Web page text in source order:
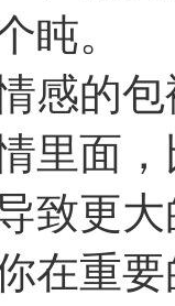
盹。
感的
里面
致更
在重